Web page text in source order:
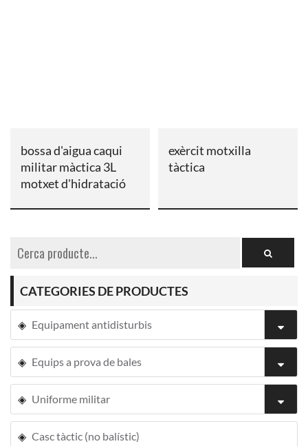
bossa d'aigua caqui
militar màctica 3L
motxet d'hidratació
exèrcit motxilla
tàctica
CATEGORIES DE PRODUCTES
Equipament antidisturbis
Equips a prova de bales
Uniforme militar
Casc tàctic (no balístic)